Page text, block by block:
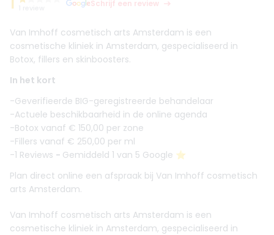
Schrijf een review
Van Imhoff cosmetisch arts Amsterdam is een
cosmetische kliniek in Amsterdam, gespecialiseerd in
Botox, fillers en skinboosters.
In het kort
-Geverifieerde BIG-geregistreerde behandelaar
-Actuele beschikbaarheid in de online agenda
-Botox vanaf € 150,00 per zone
-Fillers vanaf € 250,00 per ml
-1 Reviews - Gemiddeld 1 van 5 Google ⭐️
Plan direct online een afspraak bij Van Imhoff cosmetisch
arts Amsterdam.
Van Imhoff cosmetisch arts Amsterdam is een
cosmetische kliniek in Amsterdam, gespecialiseerd in